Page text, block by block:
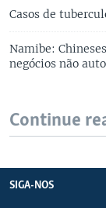
Casos de
Namibe:
negócios não
Continue
SIGA-NOS